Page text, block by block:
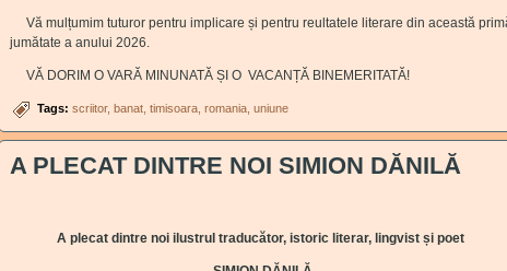
Vă mulțumim tuturor pentru implicare și pentru reultatele literare din această
jumătate a anului 2026.
VĂ DORIM O VARĂ MINUNATĂ ȘI O VACANȚĂ BINEMERITATĂ!
Tags: scriitor banat timisoara romania uniune
A PLECAT DINTRE NOI SIMION DĂNILĂ
A plecat dintre noi ilustrul traducător, istoric literar, lingvist și poet